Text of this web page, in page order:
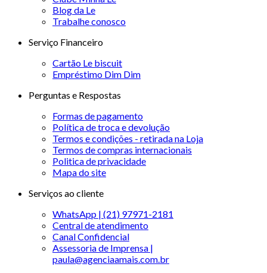
Blog da Le
Trabalhe conosco
Serviço Financeiro
Cartão Le biscuit
Empréstimo Dim Dim
Perguntas e Respostas
Formas de pagamento
Política de troca e devolução
Termos e condições - retirada na Loja
Termos de compras internacionais
Politica de privacidade
Mapa do site
Serviços ao cliente
WhatsApp | (21) 97971-2181
Central de atendimento
Canal Confidencial
Assessoria de Imprensa |
paula@agenciaamais.com.br